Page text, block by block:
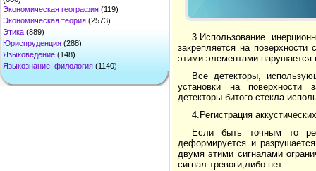
Экономическая география (119)
Экономическая теория (2573)
Этика (889)
Юриспруденция (288)
Языковедение (148)
Языкознание, филология (1140)
3.Использование
закрепляется на
этими элементами нарушается
Все детекторы,
установки на поверхности
детекторы битого стекла
4.Регистрация
Если быть точным то
деформируется и
двумя этими сигналами
сигнал тревоги,либо нет.